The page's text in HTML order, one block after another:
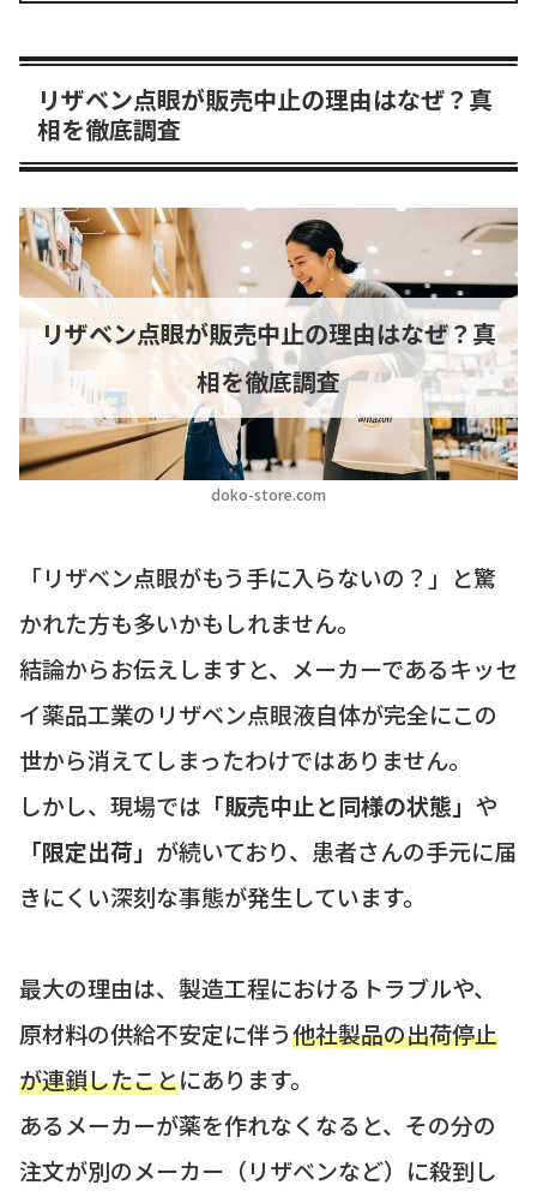
リザベン点眼が販売中止の理由はなぜ？真
相を徹底調査
doko-store.com
リザベン点眼が販売中止の理由はなぜ？真
相を徹底調査
「リザベン点眼がもう手に入らないの？」と驚
かれた方も多いかもしれません。
結論からお伝えしますと、メーカーであるキッセ
イ薬品工業のリザベン点眼液自体が完全にこの
世から消えてしまったわけではありません。
しかし、現場では 「販売中止と同様の状態」 や
「限定出荷」 が続いており、患者さんの手元に届
きにくい深刻な事態が発生しています。
最大の理由は、製造工程におけるトラブルや、
原材料の供給不安定に伴う他社製品の出荷停止
が連鎖したことにあります。
あるメーカーが薬を作れなくなると、その分の
注文が別のメーカー（リザベンなど）に殺到し